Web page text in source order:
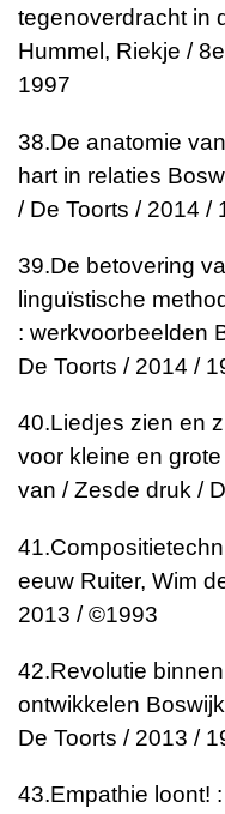
tegenoverdracht in
Hummel, Riekje /
1997
38.De anatomie
hart in relaties
/ De Toorts / 2014 /
39.De betovering
linguïstische
: werkvoorbeelden
De Toorts / 2014 /
40.Liedjes zien en
voor kleine en
van / Zesde druk /
41.
eeuw Ruiter, Wim
2013 / ©1993
42.Revolutie
ontwikkelen
De Toorts / 2013 /
43.Empathie loont!